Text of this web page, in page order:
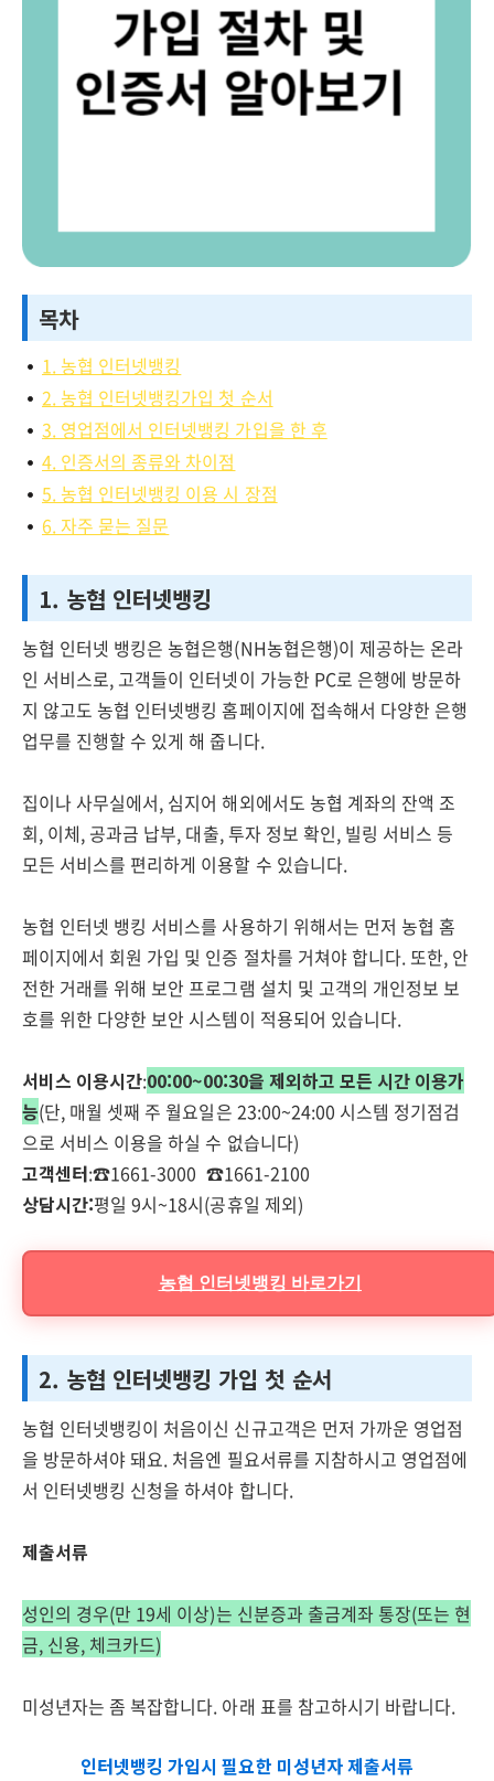
목차
1. 농협 인터넷뱅킹
2. 농협 인터넷뱅킹가입 첫 순서
3. 영업점에서 인터넷뱅킹 가입을 한 후
4. 인증서의 종류와 차이점
5. 농협 인터넷뱅킹 이용 시 장점
6. 자주 묻는 질문
1. 농협 인터넷뱅킹
농협 인터넷 뱅킹은 농협은행(NH농협은행)이 제공하는 온라
인 서비스로, 고객들이 인터넷이 가능한 PC로 은행에 방문하
지 않고도 농협 인터넷뱅킹 홈페이지에 접속해서 다양한 은행
업무를 진행할 수 있게 해 줍니다.
집이나 사무실에서, 심지어 해외에서도 농협 계좌의 잔액 조
회, 이체, 공과금 납부, 대출, 투자 정보 확인, 빌링 서비스 등
모든 서비스를 편리하게 이용할 수 있습니다.
농협 인터넷 뱅킹 서비스를 사용하기 위해서는 먼저 농협 홈
페이지에서 회원 가입 및 인증 절차를 거쳐야 합니다. 또한, 안
전한 거래를 위해 보안 프로그램 설치 및 고객의 개인정보 보
호를 위한 다양한 보안 시스템이 적용되어 있습니다.
서비스 이용시간:00:00~00:30을 제외하고 모든 시간 이용가
능(단, 매월 셋째 주 월요일은 23:00~24:00 시스템 정기점검
으로 서비스 이용을 하실 수 없습니다)
고객센터:☎1661-3000 ☎1661-2100
상담시간:평일 9시~18시(공휴일 제외)
농협 인터넷뱅킹 바로가기
2. 농협 인터넷뱅킹 가입 첫 순서
농협 인터넷뱅킹이 처음이신 신규고객은 먼저 가까운 영업점
을 방문하셔야 돼요. 처음엔 필요서류를 지참하시고 영업점에
서 인터넷뱅킹 신청을 하셔야 합니다.
제출서류
성인의 경우(만 19세 이상)는 신분증과 출금계좌 통장(또는 현
금, 신용, 체크카드)
미성년자는 좀 복잡합니다. 아래 표를 참고하시기 바랍니다.
인터넷뱅킹 가입시 필요한 미성년자 제출서류